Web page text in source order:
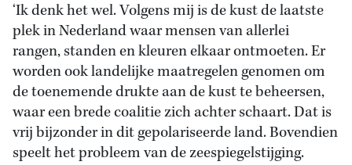
‘Ik denk het wel. Volgens mij is de kust de laatste
plek in Nederland waar mensen van allerlei
rangen, standen en kleuren elkaar ontmoeten. Er
worden ook landelijke maatregelen genomen om
de toenemende drukte aan de kust te beheersen,
waar een brede coalitie zich achter schaart. Dat is
vrij bijzonder in dit gepolariseerde land. Bovendien
speelt het probleem van de zeespiegelstijging.